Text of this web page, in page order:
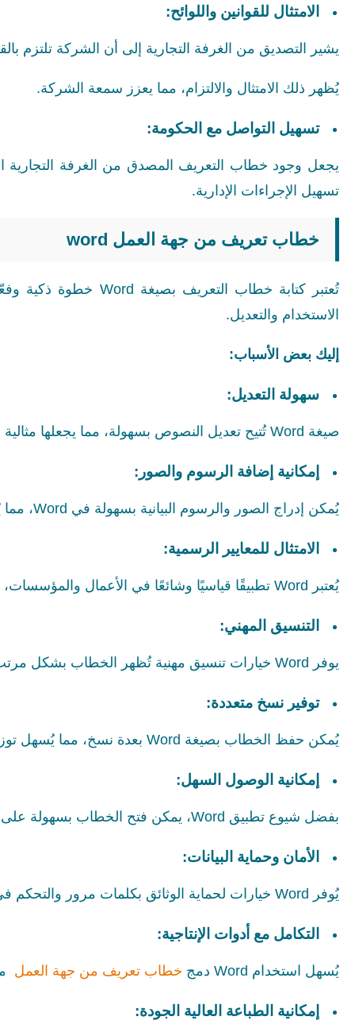
الامتثال للقوانين واللوائح:
يشير التصديق من الغرفة التجارية إلى أن الشركة تلتزم
يُظهر ذلك الامتثال والالتزام، مما يعزز سمعة الشركة.
تسهيل التواصل مع الحكومة:
يجعل وجود خطاب التعريف المصدق من الغرفة التجارية
تسهيل الإجراءات الإدارية.
خطاب تعريف من جهة العمل word
الاستخدام والتعديل.
إليك بعض الأسباب:
سهولة التعديل:
صيغة Word تُتيح تعديل النصوص بسهولة، مما يجعلها مثالية لضبط التفاصيل وتحسين الصياغة بناءً على التغييرات والملاحظات.
إمكانية إضافة الرسوم والصور:
يُمكن إدراج الصور والرسوم البيانية بسهولة في Word، مما يُعزز الخطاب بعناصر بصرية تُبرز النقاط الرئيسية بشكل جذاب.
الامتثال للمعايير الرسمية:
يُعتبر Word تطبيقًا قياسيًا وشائعًا في الأعمال والمؤسسات، مما يجعل من السهل تبادل الوثائق وضمان امتثال الشركة للمعايير الرسمية.
التنسيق المهني:
يوفر Word خيارات تنسيق مهنية تُظهر الخطاب بشكل مرتب وجذاب، مما يُعزز من انطباع الجدية والاحترافية.
توفير نسخ متعددة:
يُمكن حفظ الخطاب بصيغة Word بعدة نسخ، مما يُسهل توزيعه عبر البريد الإلكتروني أو الطباعة بجودة عالية.
إمكانية الوصول السهل:
بفضل شيوع تطبيق Word، يمكن فتح الخطاب بسهولة على معظم الأجهزة والأنظمة، مما يُسهل مشاركته وقراءته من قبل الجمهور المستهدف.
الأمان وحماية البيانات:
يُوفر Word خيارات لحماية الوثائق بكلمات مرور والتحكم في الصلاحيات، مما يسهم في ضمان أمان المعلومات.
التكامل مع أدوات الإنتاجية:
يُسهل استخدام Word دمج خطاب تعريف من جهة العمل
إمكانية الطباعة العالية الجودة: